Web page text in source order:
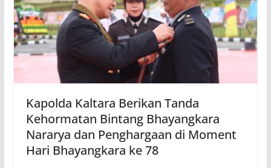
Kapolda Kaltara Berikan Tanda
Kehormatan Bintang Bhayangkara
Nararya dan Penghargaan di Moment
Hari Bhayangkara ke 78